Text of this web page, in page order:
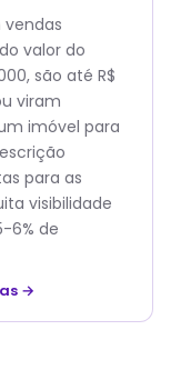
valor do
são até R$
viram
imóvel para
para as
visibilidade
6% de
→